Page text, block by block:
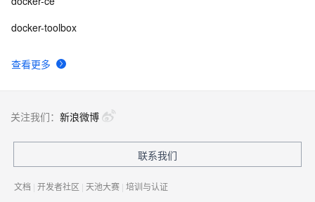
查看更多
docker-toolbox
关注我们： 新浪微博
联系我们
文档 | 开发者社区 | 天池大赛 | 培训与认证